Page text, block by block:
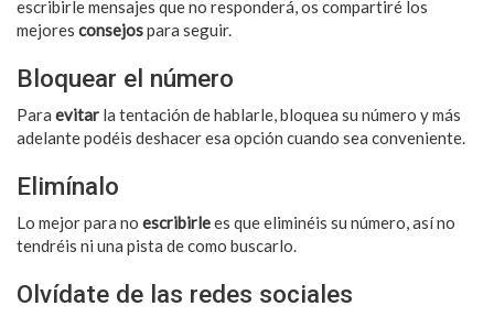
escribirle mensajes que no responderá, os compartiré los
mejores consejospara seguir.
Bloquear el número
Para evitar la tentación de hablarle, bloquea su número y más
adelante podéis deshacer esa opción cuando sea conveniente.
Elimínalo
Lo mejor para no escribirlees que eliminéis su número, así no
tendréis ni una pista de como buscarlo.
Olvídate de las redes sociales